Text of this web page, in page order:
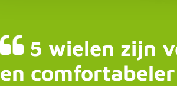
5 wielen zijn
en